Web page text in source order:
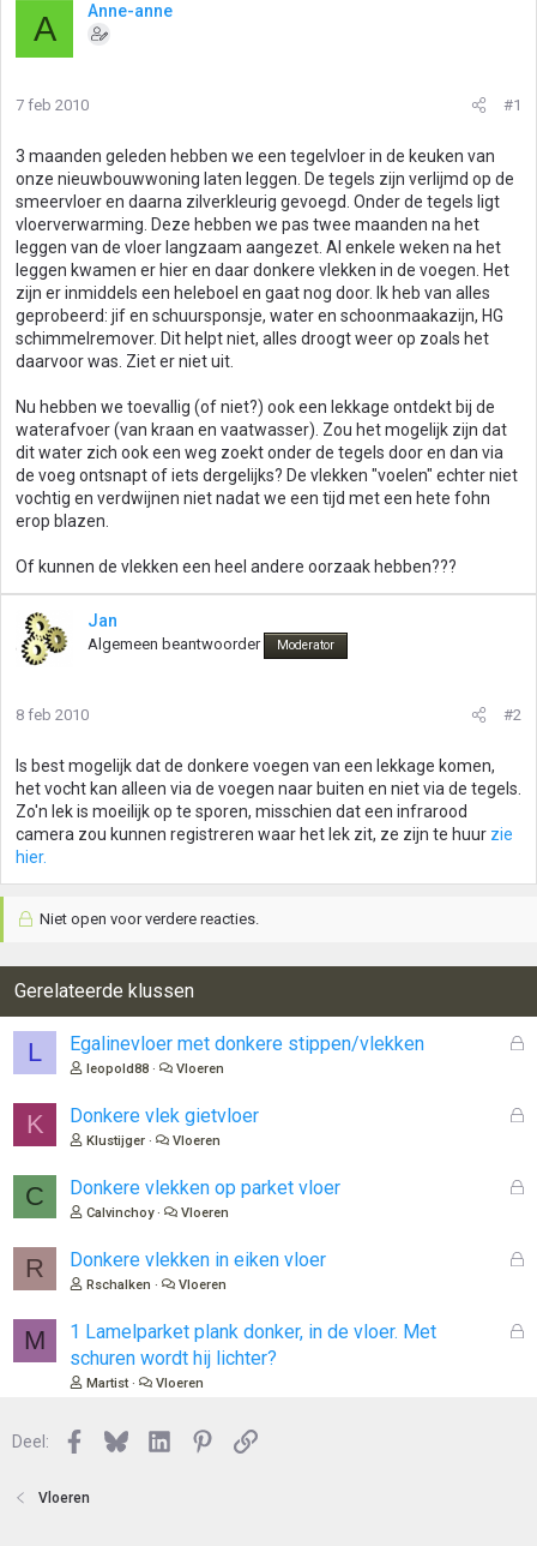
A Anne-anne
7 feb 2010 #1
3 maanden geleden hebben we een tegelvloer in de keuken van
onze nieuwbouwwoning laten leggen. De tegels zijn verlijmd op de
smeervloer en daarna zilverkleurig gevoegd. Onder de tegels ligt
vloerverwarming. Deze hebben we pas twee maanden na het
leggen van de vloer langzaam aangezet. Al enkele weken na het
leggen kwamen er hier en daar donkere vlekken in de voegen. Het
zijn er inmiddels een heleboel en gaat nog door. Ik heb van alles
geprobeerd: jif en schuursponsje, water en schoonmaakazijn, HG
schimmelremover. Dit helpt niet, alles droogt weer op zoals het
daarvoor was. Ziet er niet uit.
Nu hebben we toevallig (of niet?) ook een lekkage ontdekt bij de
waterafvoer (van kraan en vaatwasser). Zou het mogelijk zijn dat
dit water zich ook een weg zoekt onder de tegels door en dan via
de voeg ontsnapt of iets dergelijks? De vlekken "voelen" echter niet
vochtig en verdwijnen niet nadat we een tijd met een hete fohn
erop blazen.
Of kunnen de vlekken een heel andere oorzaak hebben???
Jan
Algemeen beantwoorder Moderator
8 feb 2010 #2
Is best mogelijk dat de donkere voegen van een lekkage komen,
het vocht kan alleen via de voegen naar buiten en niet via de tegels.
Zo'n lek is moeilijk op te sporen, misschien dat een infrarood
camera zou kunnen registreren waar het lek zit, ze zijn te huur zie
hier.
Niet open voor verdere reacties.
Gerelateerde klussen
L
G
n
Egalinevloer met donkere stippen/vlekken
leopold88 Vloeren
K
G
n
Donkere vlek gietvloer
Klustijger Vloeren
C
G
n
Donkere vlekken op parket vloer
Calvinchoy Vloeren
R
G
Donkere vlekken in eiken vloer
Rschalken Vloeren
M
G
1 Lamelparket plank donker, in de vloer. Met
schuren wordt hij lichter?
Martist Vloeren
Deel: Facebook
BlueskyLinkedInPinterest
Link
Vloeren